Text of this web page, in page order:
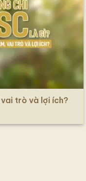
vai trò và lợi ích?